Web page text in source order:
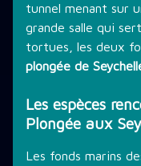
tunnel menant sur
grande salle qui
tortues, les deux
plongée de
Les espèces
Plongée aux
Les fonds marins